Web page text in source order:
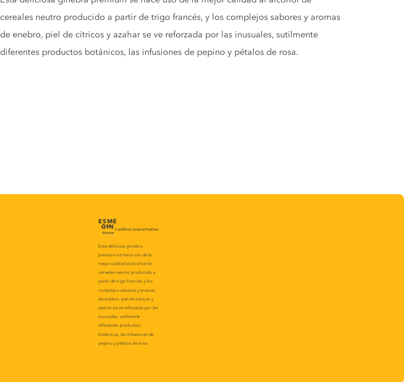
cereales neutro producido a partir de trigo francés, y los complejos sabores y aromas
de enebro, piel de cítricos y azahar se ve reforzada por las inusuales, sutilmente
diferentes productos botánicos, las infusiones de pepino y pétalos de rosa.